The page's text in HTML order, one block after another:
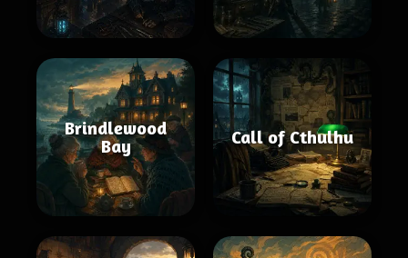
Brindlewood
Bay
Call of Cthulhu